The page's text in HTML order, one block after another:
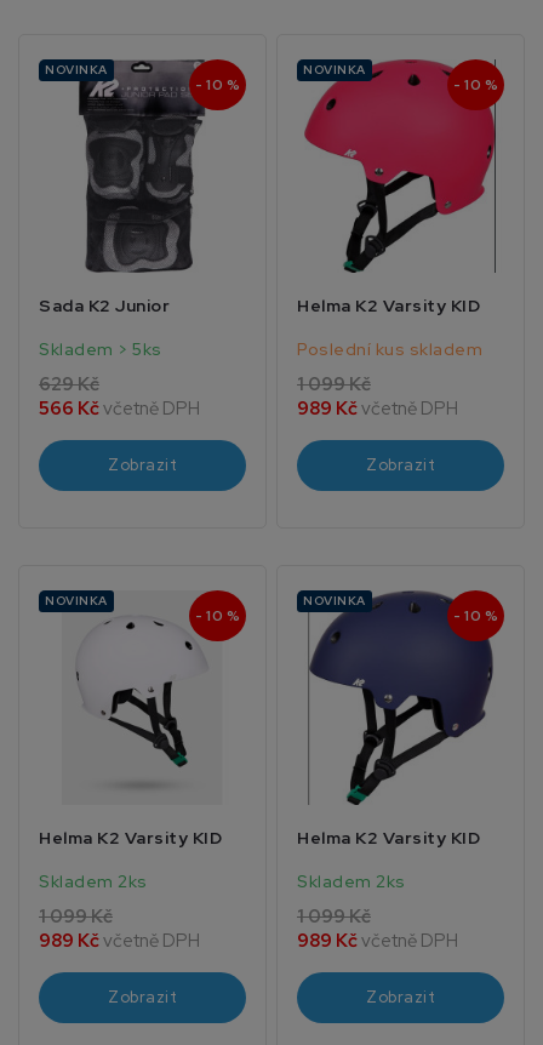
NOVINKA
- 10 %
Sada K2 Junior
Skladem > 5ks
629 Kč
566 Kčvčetně DPH
Zobrazit
NOVINKA
- 10 %
Helma K2 Varsity KID
Poslední kus skladem
1 099 Kč
989 Kčvčetně DPH
Zobrazit
NOVINKA
- 10 %
Helma K2 Varsity KID
Skladem 2ks
1 099 Kč
989 Kčvčetně DPH
Zobrazit
NOVINKA
- 10 %
Helma K2 Varsity KID
Skladem 2ks
1 099 Kč
989 Kčvčetně DPH
Zobrazit